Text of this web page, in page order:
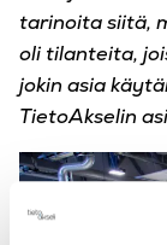
tarinoita siitä,
oli tilanteita,
jokin asia
TietoAkselin